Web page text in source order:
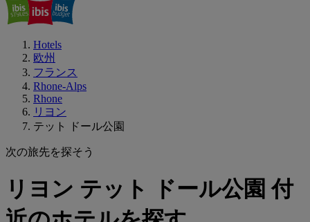
Hotels
欧州
フランス
Rhone-Alps
Rhone
リヨン
テット ドール公園
次の旅先を探そう
リヨン テット ドール公園 付